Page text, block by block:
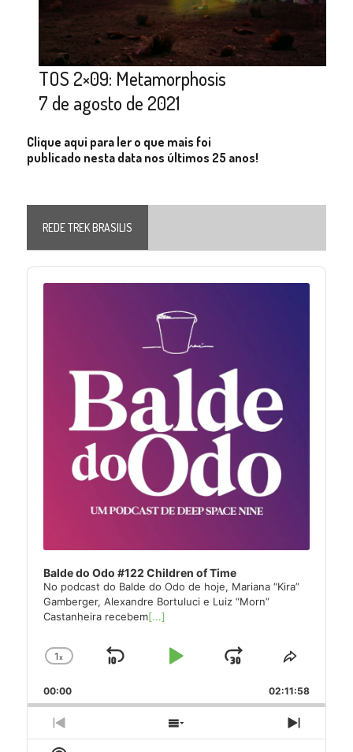
TOS 2×09: Metamorphosis
7 de agosto de 2021
Clique aqui para ler o que mais foi
publicado nesta data nos últimos 25 anos!
REDE TREK BRASILIS
Audio
Player
Balde do Odo #122 Children of Time
No podcast do Balde do Odo de hoje, Mariana “Kira”
Gamberger, Alexandre Bortuluci e Luiz “Morn”
Castanheira recebem[...]
Change
Rate
1x
Skip
Play
Jump
Forward
Share
Episode
00:00 02:11:58
Previous
Episode
Show
Episodes
Next
Episode